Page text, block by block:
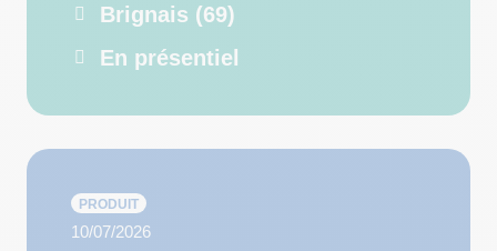
Brignais (69)
En présentiel
PRODUIT
10/07/2026